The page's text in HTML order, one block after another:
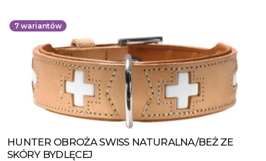
7 wariantów
Zobacz produkt
HUNTER OBROŻA SWISS NATURALNA/BEŻ ZE
SKÓRY BYDLĘCEJ